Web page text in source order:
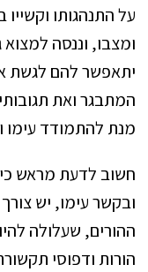
על התנהגותו
ומצבו, וננסה
יתאפשר להם לגשת
המתבגר ואת
מנת להתמודד עימו
חשוב לדעת מראש
ובקשר עימו, יש
ההורים, שעלולה
הורות ודפוסי